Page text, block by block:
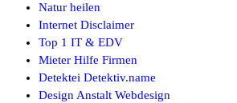
Natur heilen
Internet Disclaimer
Top 1 IT & EDV
Mieter Hilfe Firmen
Detektei Detektiv.name
Design Anstalt Webdesign